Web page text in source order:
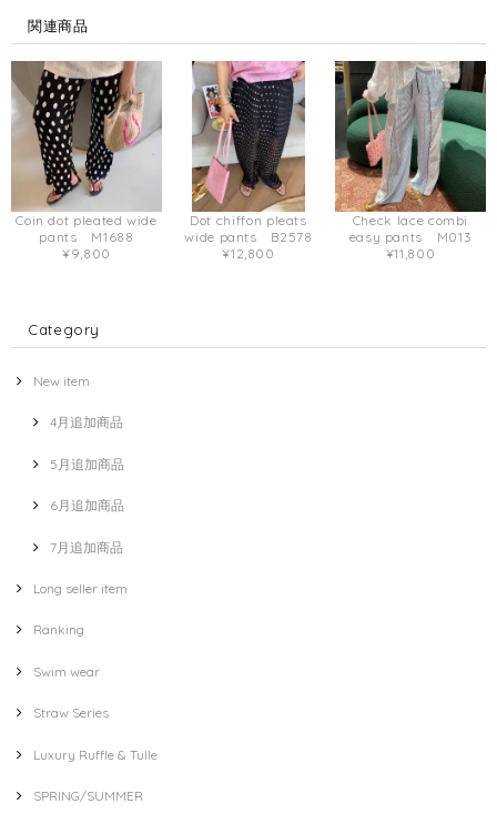
関連商品
Coin dot pleated wide
pants M1688
¥9,800
Dot chiffon pleats
wide pants B2578
¥12,800
Check lace combi
easy pants M013
¥11,800
Category
New item
4月追加商品
5月追加商品
6月追加商品
7月追加商品
Long seller item
Ranking
Swim wear
Straw Series
Luxury Ruffle & Tulle
SPRING/SUMMER